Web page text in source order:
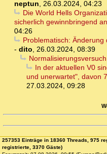
neptun, 26.03.2024, 04:23
Die World Hells
sicherlich gewinnbringend
04:26
Problematisch:
- dito, 26.03.2024, 08:39
Normalisierungsversuch
In der aktuellen V0
und unerwartet", davon
27.03.2024, 09:28
257353 Einträge in 18360 Threads, 975
registrierte, 3370 Gäste)